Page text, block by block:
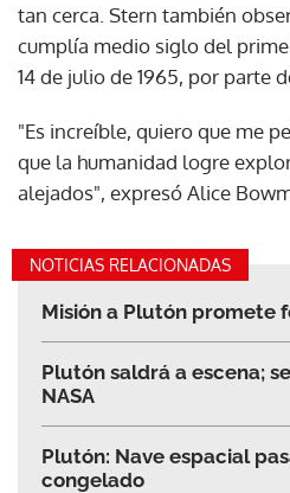
tan cerca. Stern también
cumplía medio siglo del
14 de julio de 1965, por parte
"Es increíble, quiero que me
que la humanidad logre
alejados", expresó Alice
NOTICIAS RELACIONADAS
Misión a Plutón promete
Plutón saldrá a escena;
NASA
Plutón: Nave espacial
congelado